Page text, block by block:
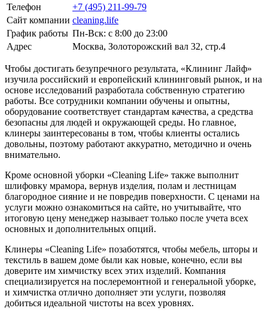
Телефон
+7 (495) 211-99-79
Сайт компании cleaning.life
График работы Пн-Вск: с 8:00 до 23:00
Адрес
Москва, Золоторожский вал 32, стр.4
Чтобы достигать безупречного результата, «Клининг Лайф»
изучила российский и европейский клининговый рынок, и на
основе исследований разработала собственную стратегию
работы. Все сотрудники компании обучены и опытны,
оборудование соответствует стандартам качества, а средства
безопасны для людей и окружающей среды. Но главное,
клинеры заинтересованы в том, чтобы клиенты остались
довольны, поэтому работают аккуратно, методично и очень
внимательно.
Кроме основной уборки «Cleaning Life» также выполнит
шлифовку мрамора, вернув изделия, полам и лестницам
благородное сияние и не повредив поверхности. С ценами на
услуги можно ознакомиться на сайте, но учитывайте, что
итоговую цену менеджер называет только после учета всех
основных и дополнительных опций.
Клинеры «Cleaning Life» позаботятся, чтобы мебель, шторы и
текстиль в вашем доме были как новые, конечно, если вы
доверите им химчистку всех этих изделий. Компания
специализируется на послеремонтной и генеральной уборке,
и химчистка отлично дополняет эти услуги, позволяя
добиться идеальной чистоты на всех уровнях.